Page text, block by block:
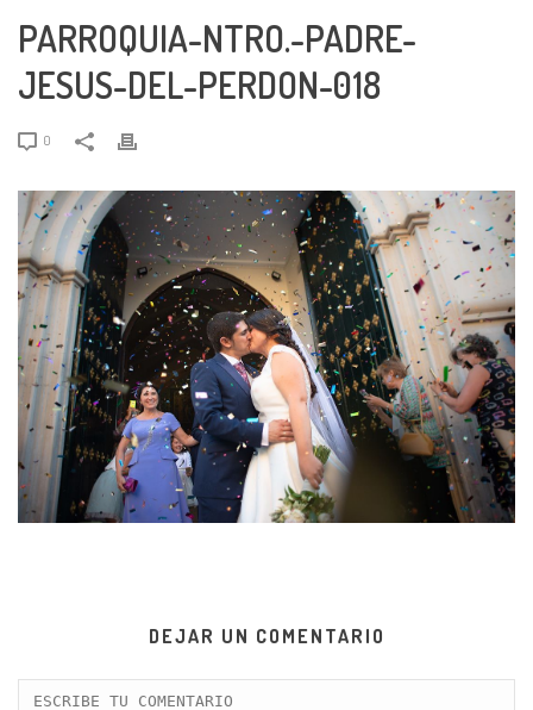
PARROQUIA-NTRO.-PADRE-
JESUS-DEL-PERDON-018
0
DEJAR UN COMENTARIO